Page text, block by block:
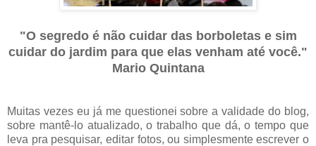
"O segredo é não cuidar das borboletas e sim
cuidar do jardim para que elas venham até você."
Mario Quintana
Muitas vezes eu já me questionei sobre a validade do blog,
sobre mantê-lo atualizado, o trabalho que dá, o tempo que
leva pra pesquisar, editar fotos, ou simplesmente escrever o